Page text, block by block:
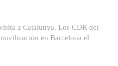
a Catalunya. Los CDR del
en Barcelona el